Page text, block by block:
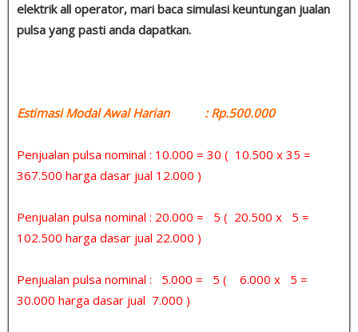
elektrik all operator, mari baca simulasi keuntungan jualan
pulsa yang pasti anda dapatkan.
Estimasi Modal Awal Harian : Rp.500.000
Penjualan pulsa nominal : 10.000 = 30 ( 10.500 x 35 =
367.500 harga dasar jual 12.000 )
Penjualan pulsa nominal : 20.000 = 5 ( 20.500 x 5 =
102.500 harga dasar jual 22.000 )
Penjualan pulsa nominal : 5.000 = 5 ( 6.000 x 5 =
30.000 harga dasar jual 7.000 )